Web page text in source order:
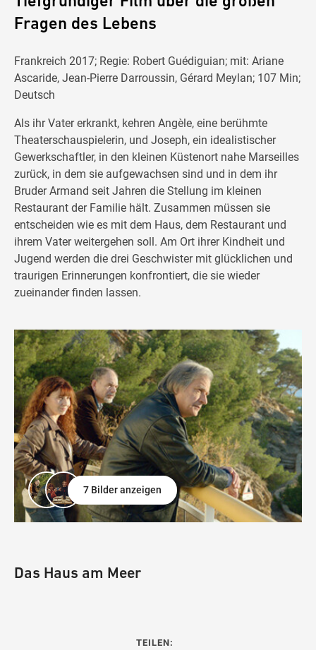
Fragen des Lebens
Frankreich 2017; Regie: Robert Guédiguian; mit: Ariane
Ascaride, Jean-Pierre Darroussin, Gérard Meylan; 107 Min;
Deutsch
Als ihr Vater erkrankt, kehren Angèle, eine berühmte
Theaterschauspielerin, und Joseph, ein idealistischer
Gewerkschaftler, in den kleinen Küstenort nahe Marseilles
zurück, in dem sie aufgewachsen sind und in dem ihr
Bruder Armand seit Jahren die Stellung im kleinen
Restaurant der Familie hält. Zusammen müssen sie
entscheiden wie es mit dem Haus, dem Restaurant und
ihrem Vater weitergehen soll. Am Ort ihrer Kindheit und
Jugend werden die drei Geschwister mit glücklichen und
traurigen Erinnerungen konfrontiert, die sie wieder
zueinander finden lassen.
7 Bilder anzeigen
Das Haus am Meer
TEILEN: